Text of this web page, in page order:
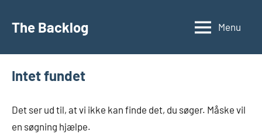
The Backlog Menu
Intet fundet
Det ser ud til, at vi ikke kan finde det, du søger. Måske vil
en søgning hjælpe.